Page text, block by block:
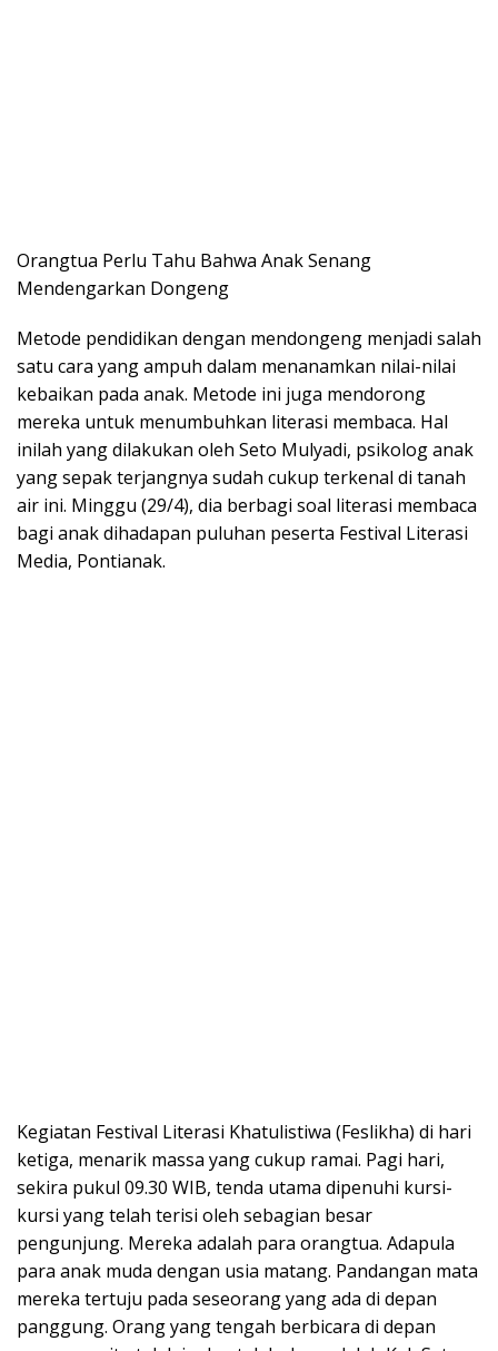
Orangtua Perlu Tahu Bahwa Anak Senang
Mendengarkan Dongeng
Metode pendidikan dengan mendongeng menjadi salah
satu cara yang ampuh dalam menanamkan nilai-nilai
kebaikan pada anak. Metode ini juga mendorong
mereka untuk menumbuhkan literasi membaca. Hal
inilah yang dilakukan oleh Seto Mulyadi, psikolog anak
yang sepak terjangnya sudah cukup terkenal di tanah
air ini. Minggu (29/4), dia berbagi soal literasi membaca
bagi anak dihadapan puluhan peserta Festival Literasi
Media, Pontianak.
Kegiatan Festival Literasi Khatulistiwa (Feslikha) di hari
ketiga, menarik massa yang cukup ramai. Pagi hari,
sekira pukul 09.30 WIB, tenda utama dipenuhi kursi-
kursi yang telah terisi oleh sebagian besar
pengunjung. Mereka adalah para orangtua. Adapula
para anak muda dengan usia matang. Pandangan mata
mereka tertuju pada seseorang yang ada di depan
panggung. Orang yang tengah berbicara di depan